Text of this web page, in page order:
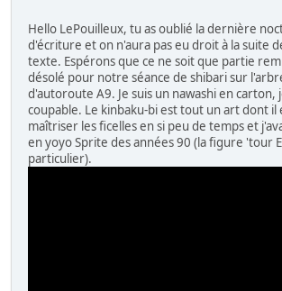
Hello LePouilleux, tu as oublié la dernière
d'écriture et on n'aura pas eu droit à la suite
texte. Espérons que ce ne soit que partie
désolé pour notre séance de shibari sur
d'autoroute A9. Je suis un nawashi en carton,
coupable. Le kinbaku-bi est tout un art dont il
maîtriser les ficelles en si peu de temps et
en yoyo Sprite des années 90 (la figure 'tour
particulier).